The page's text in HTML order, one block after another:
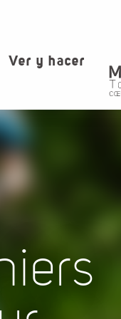
Ver y hacer